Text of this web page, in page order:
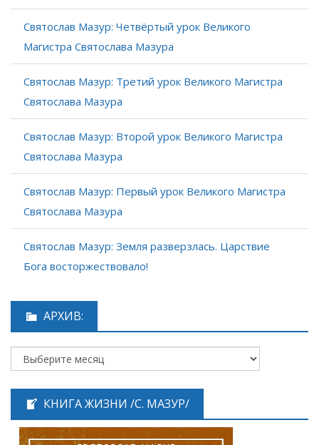
Святослав Мазур: Четвёртый урок Великого
Магистра Святослава Мазура
Святослав Мазур: Третий урок Великого Магистра
Святослава Мазура
Святослав Мазур: Второй урок Великого Магистра
Святослава Мазура
Святослав Мазур: Первый урок Великого Магистра
Святослава Мазура
Святослав Мазур: Земля разверзлась. Царствие
Бога восторжествовало!
АРХИВ:
КНИГА ЖИЗНИ /С. МАЗУР/